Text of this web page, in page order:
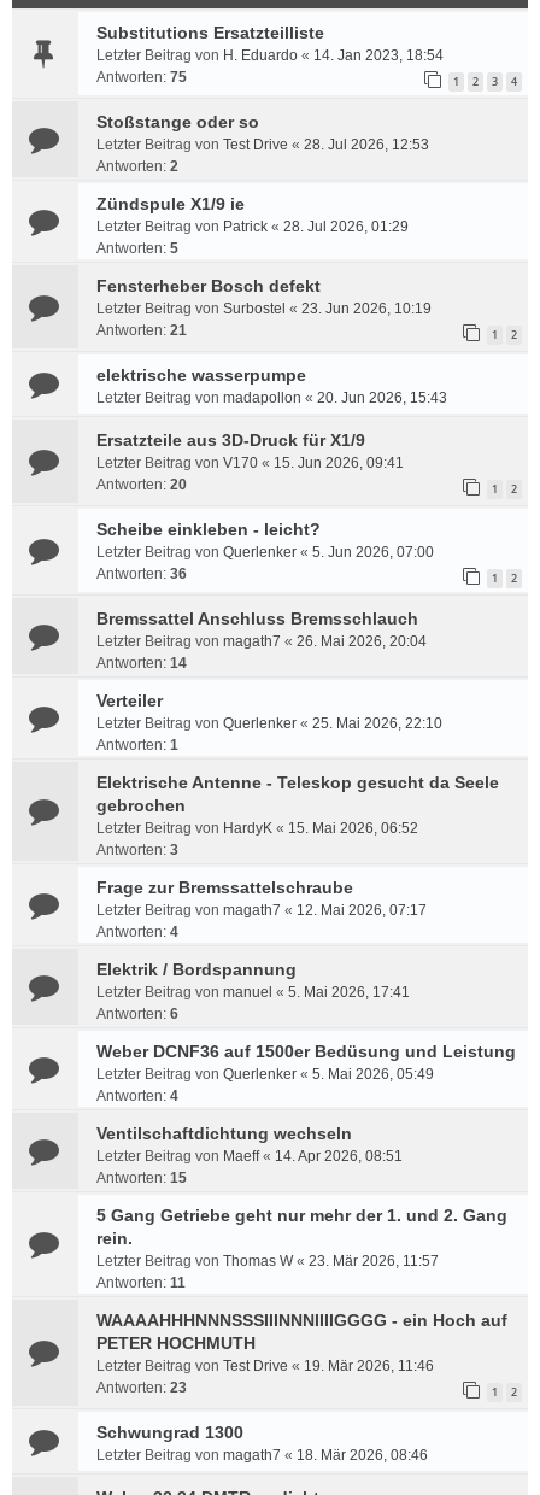
Substitutions Ersatzteilliste
Letzter Beitrag von H. Eduardo « 14. Jan 2023, 18:54
Antworten: 75 1 2 3 4
Stoßstange oder so
Letzter Beitrag von Test Drive « 28. Jul 2026, 12:53
Antworten: 2
Zündspule X1/9 ie
Letzter Beitrag von Patrick « 28. Jul 2026, 01:29
Antworten: 5
Fensterheber Bosch defekt
Letzter Beitrag von Surbostel « 23. Jun 2026, 10:19
Antworten: 21 1 2
elektrische wasserpumpe
Letzter Beitrag von madapollon « 20. Jun 2026, 15:43
Ersatzteile aus 3D-Druck für X1/9
Letzter Beitrag von V170 « 15. Jun 2026, 09:41
Antworten: 20 1 2
Scheibe einkleben - leicht?
Letzter Beitrag von Querlenker « 5. Jun 2026, 07:00
Antworten: 36 1 2
Bremssattel Anschluss Bremsschlauch
Letzter Beitrag von magath7 « 26. Mai 2026, 20:04
Antworten: 14
Verteiler
Letzter Beitrag von Querlenker « 25. Mai 2026, 22:10
Antworten: 1
Elektrische Antenne - Teleskop gesucht da Seele
gebrochen
Letzter Beitrag von HardyK « 15. Mai 2026, 06:52
Antworten: 3
Frage zur Bremssattelschraube
Letzter Beitrag von magath7 « 12. Mai 2026, 07:17
Antworten: 4
Elektrik / Bordspannung
Letzter Beitrag von manuel « 5. Mai 2026, 17:41
Antworten: 6
Weber DCNF36 auf 1500er Bedüsung und Leistung
Letzter Beitrag von Querlenker « 5. Mai 2026, 05:49
Antworten: 4
Ventilschaftdichtung wechseln
Letzter Beitrag von Maeff« 14. Apr 2026, 08:51
Antworten: 15
5 Gang Getriebe geht nur mehr der 1. und 2. Gang
rein.
Letzter Beitrag von Thomas W« 23. Mär 2026, 11:57
Antworten: 11
WAAAAHHHNNNSSSIIINNNIIIIGGGG - ein Hoch auf
PETER HOCHMUTH
Letzter Beitrag von Test Drive « 19. Mär 2026, 11:46
Antworten: 23 1 2
Schwungrad 1300
Letzter Beitrag von magath7 « 18. Mär 2026, 08:46